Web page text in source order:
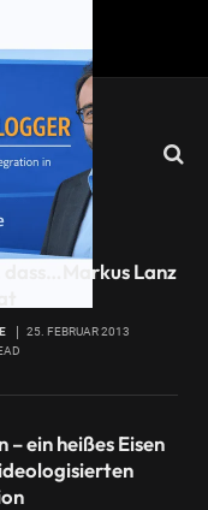
dass…Markus Lanz
25. FEBRUAR 2013
– ein heißes Eisen